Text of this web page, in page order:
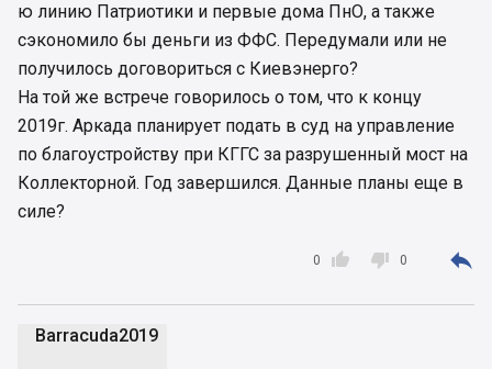
ю линию Патриотики и первые дома ПнО, а также
сэкономило бы деньги из ФФС. Передумали или не
получилось договориться с Киевэнерго?
На той же встрече говорилось о том, что к концу
2019г. Аркада планирует подать в суд на управление
по благоустройству при КГГС за разрушенный мост на
Коллекторной. Год завершился. Данные планы еще в
силе?

0  0 
Barracuda2019